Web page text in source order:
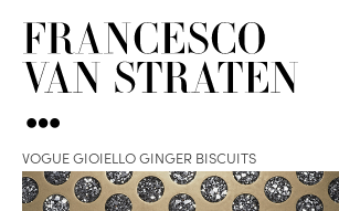
VOGUE GIOIELLO GINGER BISCUITS